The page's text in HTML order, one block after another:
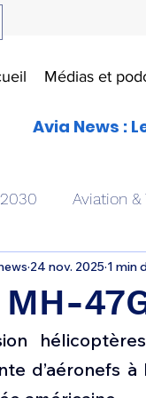
Médias et
Avia News :
Aviation
Livres
MH-
24 nov. 2025 1 min
d’aéronefs